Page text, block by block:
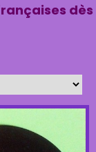
dès